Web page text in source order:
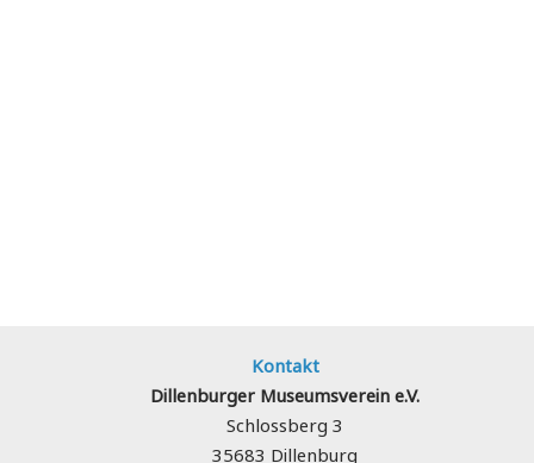
Kontakt
Dillenburger Museumsverein e.V.
Schlossberg 3
35683 Dillenburg